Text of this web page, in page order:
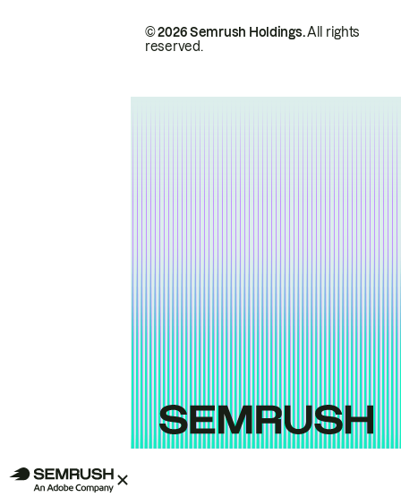
© 2026 Semrush Holdings.All rights
reserved.